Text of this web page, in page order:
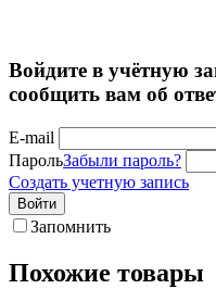
Войдите в учётную
сообщить вам об
E-mail
ПарольЗабыли пароль?
Создать учетную запись
Войти
Запомнить
Похожие товары